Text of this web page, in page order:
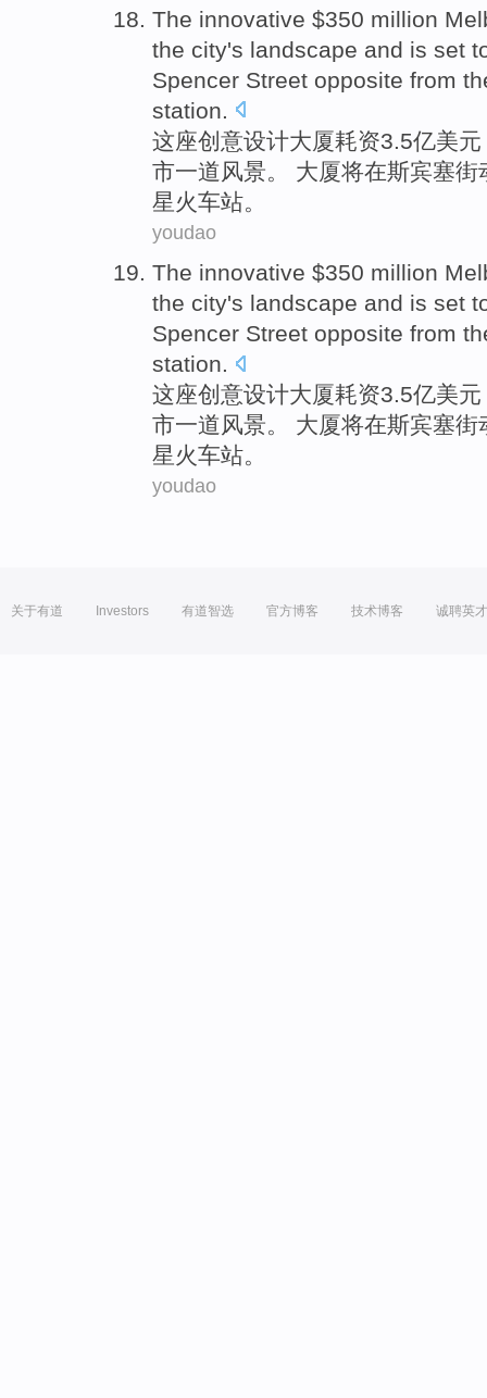
The innovative $350 million
the city's landscape and is set
Spencer Street opposite from
station
这座创意设计大厦耗资3.5亿美元
市一道风景 。 大厦将在斯宾塞街
星火车站。
youdao
The innovative $350 million
the city's landscape and is set
Spencer Street opposite from
station.
这座创意设计大厦耗资3.5亿美元
市一道风景。 大厦将在斯宾塞街
星火车站。
youdao
关于有道 Investors 有道智选 官方博客 技术博客 诚聘英才